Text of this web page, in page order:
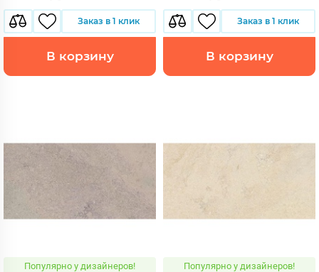
Заказ в 1 клик
В корзину
Заказ в 1 клик
В корзину
Популярно у дизайнеров! Популярно у дизайнеров!